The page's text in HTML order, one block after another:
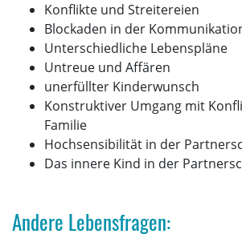
Konflikte und Streitereien
Blockaden in der
Unterschiedliche Lebenspläne
Untreue und Affären
unerfüllter Kinderwunsch
Konstruktiver Umgang mit
Familie
Hochsensibilität in der
Das innere Kind in der
Andere Lebensfragen: